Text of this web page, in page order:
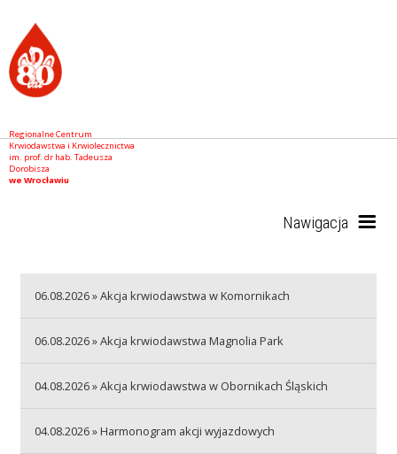
Regionalne Centrum
Krwiodawstwa i Krwiolecznictwa
im. prof. dr hab. Tadeusza
Dorobisza
we Wrocławiu
Nawigacja
Akcje wyjazdowe
06.08.2026 » Akcja krwiodawstwa w Komornikach
06.08.2026 » Akcja krwiodawstwa Magnolia Park
04.08.2026 » Akcja krwiodawstwa w Obornikach Śląskich
04.08.2026 » Harmonogram akcji wyjazdowych